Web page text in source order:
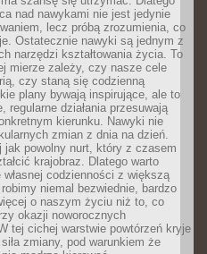
nad nawykami nie jest jedynie
lecz próbą zrozumienia, co
Ostatecznie nawyki są jednym z
narzędzi kształtowania życia. To
mierze zależy, czy nasze cele
czy staną się codzienną
plany bywają inspirujące, ale to
regularne działania przesuwają
kierunku. Nawyki nie
zmian z dnia na dzień.
jak powolny nurt, który z czasem
krajobraz. Dlatego warto
własnej codzienności z większą
niemal bezwiednie, bardzo
o naszym życiu niż to, co
okazji noworocznych
tej cichej warstwie powtórzeń kryje
zmiany, pod warunkiem że